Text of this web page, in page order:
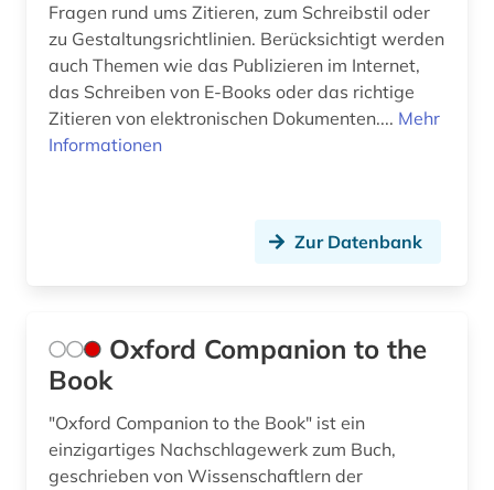
Fragen rund ums Zitieren, zum Schreibstil oder
zu Gestaltungsrichtlinien. Berücksichtigt werden
auch Themen wie das Publizieren im Internet,
das Schreiben von E-Books oder das richtige
Zitieren von elektronischen Dokumenten.... Mehr
Informationen
Zur Datenbank
Oxford Companion to the
Book
"Oxford Companion to the Book" ist ein
einzigartiges Nachschlagewerk zum Buch,
geschrieben von Wissenschaftlern der